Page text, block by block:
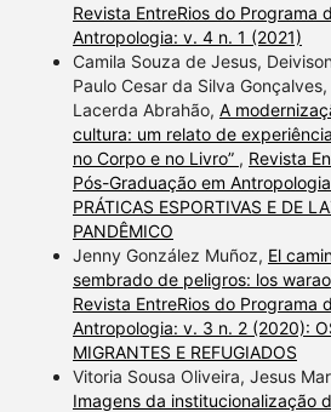
Revista EntreRios do Programa
Antropologia: v. 4 n. 1 (2021)
Camila Souza de Jesus,
Paulo Cesar da Silva
Lacerda Abrahão, A
cultura: um relato de
no Corpo e no Livro” , Revista
Pós-Graduação em
PRÁTICAS ESPORTIVAS E DE
PANDÊMICO
Jenny González Muñoz, El
sembrado de peligros: los
Revista EntreRios do Programa
Antropologia: v. 3 n. 2 (2020):
MIGRANTES E REFUGIADOS
Vitoria Sousa Oliveira, Jesus
Imagens da institucionalização